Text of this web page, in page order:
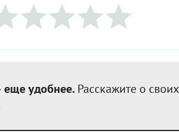
еще удобнее. Расскажите о своих